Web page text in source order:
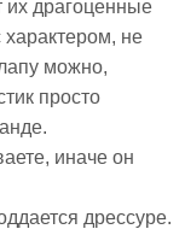
их драгоценные
не
можно,
просто
иначе он
дрессуре.